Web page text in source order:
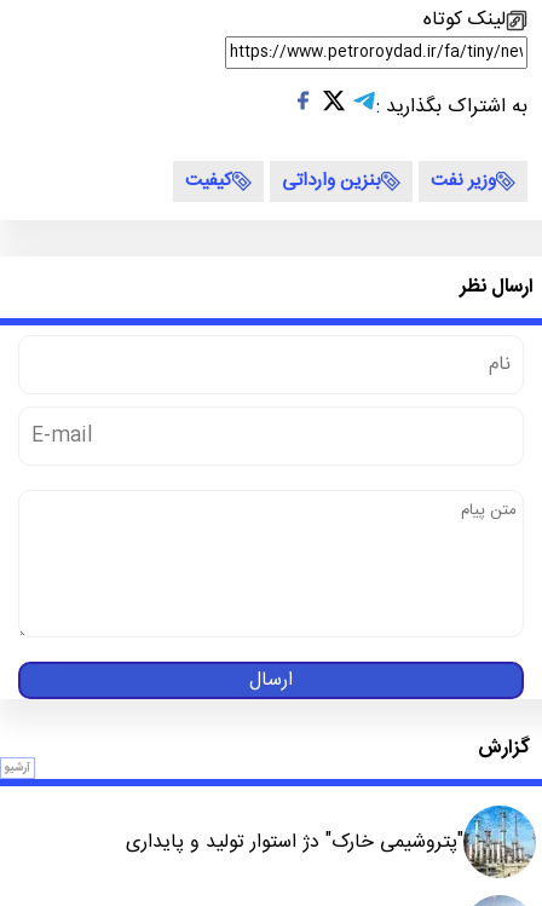
لینک کوتاه
به اشتراک بگذارید :
وزیر نفت بنزین وارداتی کیفیت
ارسال نظر
ارسال
گزارش
آرشیو
"پتروشیمی خارک" دژ استوار تولید و پایداری